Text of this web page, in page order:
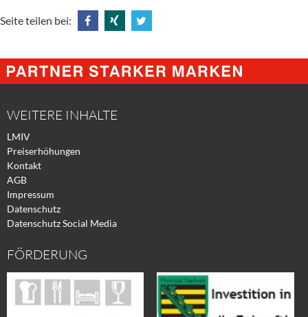
Seite teilen bei:
@
Facebook
@
Xing
@
Twitter
WEITERE INHALTE
LMIV
Preiserhöhungen
Kontakt
AGB
Impressum
Datenschutz
Datenschutz Social Media
FÖRDERUNG